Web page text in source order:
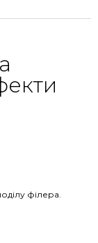
філера.